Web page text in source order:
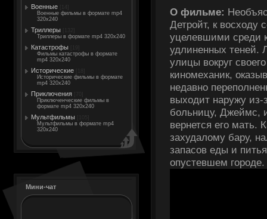
Военные
Военные фильмы в формате mp4
320x240
Триллеры
Триллеры в формате mp4 320x240
Катастрофы
Фильмы катастрофы в формате
mp4 320x240
Исторические
Исторические фильмы в формате
mp4 320x240
Приключения
Приключенческие фильмы в
формате mp4 320x240
Мультфильмы
Мультфильмы в формате mp4
320x240
Мини-чат
О фильме:
Детройт, к восходу
уцелевшими среди
удлиненных теней.
улицы вокруг
киномеханик,
недавно
выходит наружу
больницу, Джеймс,
вернется его мать.
захудалому бару,
запасов еды и
опустевшем городе.